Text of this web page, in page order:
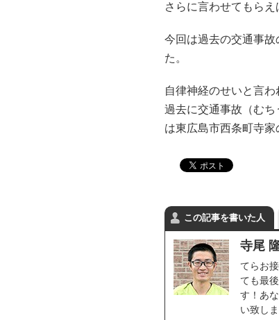
さらに言わせてもらえ
今回は過去の交通事
た。
自律神経のせいと言
過去に交通事故（む
は東広島市西条町寺
この記事を書いた人
寺尾
てらお
ても最
す！あ
い致しま